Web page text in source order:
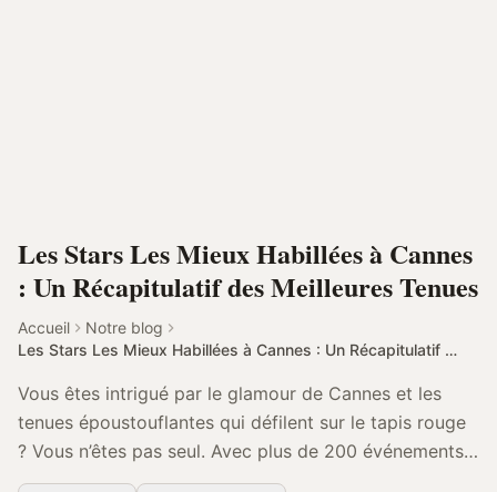
Les Stars Les Mieux Habillées à Cannes
: Un Récapitulatif des Meilleures Tenues
Accueil
Notre blog
Les Stars Les Mieux Habillées à Cannes : Un Récapitulatif des Meilleures Tenues
Vous êtes intrigué par le glamour de Cannes et les
tenues époustouflantes qui défilent sur le tapis rouge
? Vous n’êtes pas seul. Avec plus de 200 événements
couverts et un millier de tenues répertori...